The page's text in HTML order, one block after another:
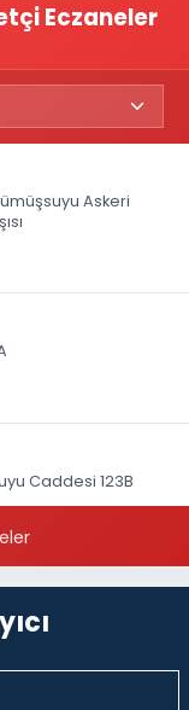
Eczaneler
Askeri
Caddesi 123B